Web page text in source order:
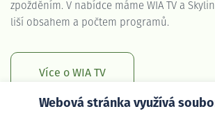
Webová stránka využívá
zpožděním. V nabídce máme WIA TV a
liší obsahem a počtem programů.
Více o WIA TV